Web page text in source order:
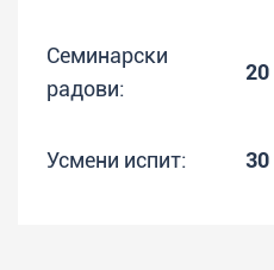
Семинарски
радови:
20
Усмени испит: 30